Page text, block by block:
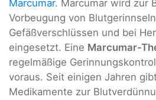
Marcumar. Marcumar wird zur
Vorbeugung von
Gefäßverschlüssen und bei
eingesetzt. Eine Marcumar-
regelmäßige
voraus. Seit einigen Jahren
Medikamente zur